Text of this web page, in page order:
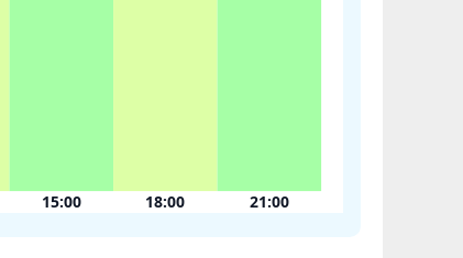
15:00 18:00 21:00